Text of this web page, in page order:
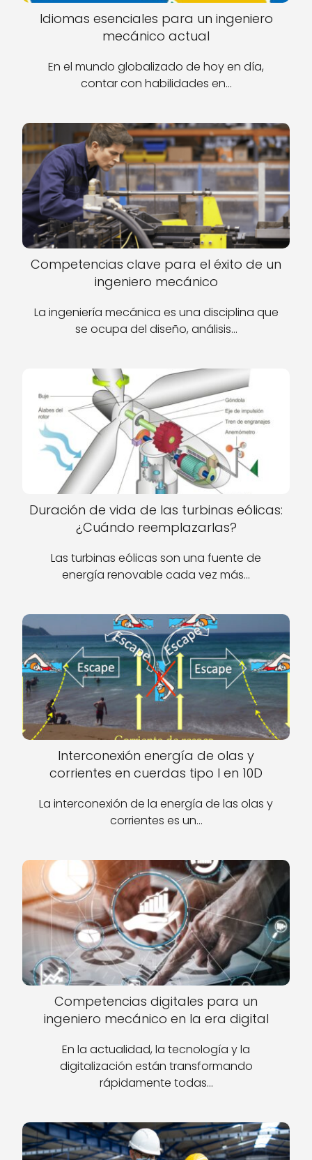
Idiomas esenciales para un ingeniero
mecánico actual
En el mundo globalizado de hoy en día,
contar con habilidades en…
Competencias clave para el éxito de un
ingeniero mecánico
La ingeniería mecánica es una disciplina que
se ocupa del diseño, análisis…
Duración de vida de las turbinas eólicas:
¿Cuándo reemplazarlas?
Las turbinas eólicas son una fuente de
energía renovable cada vez más…
Interconexión energía de olas y
corrientes en cuerdas tipo I en 10D
La interconexión de la energía de las olas y
corrientes es un…
Competencias digitales para un
ingeniero mecánico en la era digital
En la actualidad, la tecnología y la
digitalización están transformando
rápidamente todas…